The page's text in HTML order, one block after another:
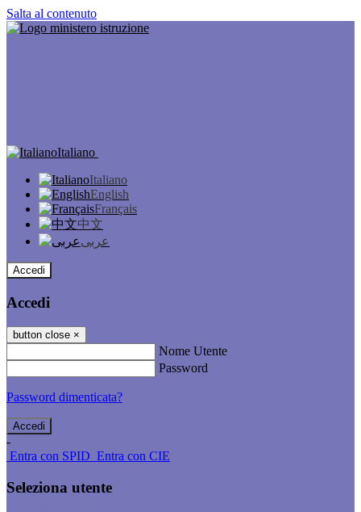
Salta al contenuto
Italiano
Italiano
English
Français
中文
عربى
Accedi
Accedi
button close ×
Nome Utente
Password
Password dimenticata?
-
Entra con SPID Entra con CIE
Seleziona utente